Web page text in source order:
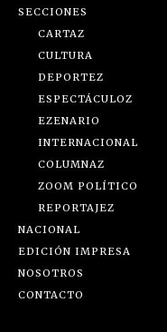
SECCIONES
CARTAZ
CULTURA
DEPORTEZ
ESPECTÁCULOZ
EZENARIO
INTERNACIONAL
COLUMNAZ
ZOOM POLÍTICO
REPORTAJEZ
NACIONAL
EDICIÓN IMPRESA
NOSOTROS
CONTACTO